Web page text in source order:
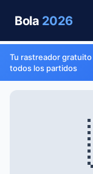
Bola 2026
Tu rastreador
todos los partidos